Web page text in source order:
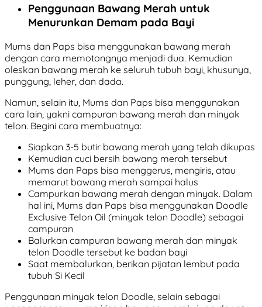
Penggunaan Bawang Merah untuk
Menurunkan Demam pada Bayi
Mums dan Paps bisa menggunakan bawang merah
dengan cara memotongnya menjadi dua. Kemudian
oleskan bawang merah ke seluruh tubuh bayi, khusunya,
punggung, leher, dan dada.
Namun, selain itu, Mums dan Paps bisa menggunakan
cara lain, yakni campuran bawang merah dan minyak
telon. Begini cara membuatnya:
Siapkan 3-5 butir bawang merah yang telah dikupas
Kemudian cuci bersih bawang merah tersebut
Mums dan Paps bisa menggerus, mengiris, atau
memarut bawang merah sampai halus
Campurkan bawang merah dengan minyak. Dalam
hal ini, Mums dan Paps bisa menggunakan Doodle
Exclusive Telon Oil (minyak telon Doodle) sebagai
campuran
Balurkan campuran bawang merah dan minyak
telon Doodle tersebut ke badan bayi
Saat membalurkan, berikan pijatan lembut pada
tubuh Si Kecil
Penggunaan minyak telon Doodle, selain sebagai